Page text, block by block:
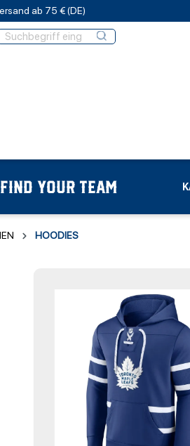
ab 75 € (DE)
FIND YOUR TEAM
HOODIES